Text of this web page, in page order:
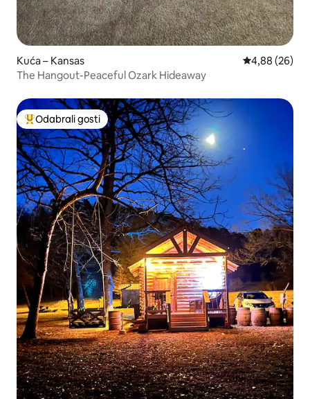
Kuća – Kansas Prosječna
4,88 (26)
The Hangout-Peaceful Ozark Hideaway
Među najviše rangiranima s oznakom „Odabrali gosti”
Odabrali gosti